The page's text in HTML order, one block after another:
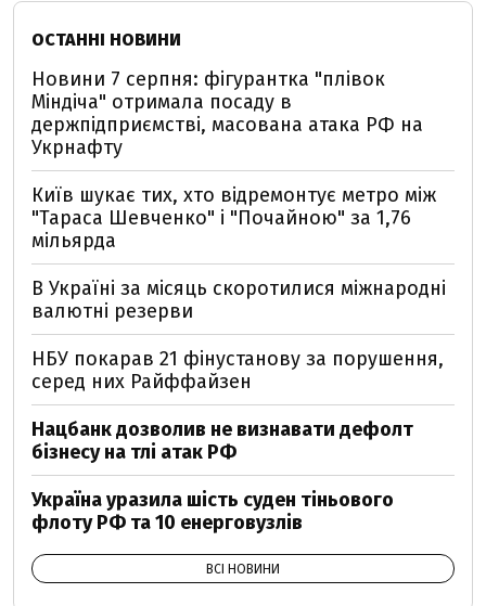
ОСТАННІ НОВИНИ
Новини 7 серпня: фігурантка "плівок
Міндіча" отримала посаду в
держпідприємстві, масована атака РФ на
Укрнафту
Київ шукає тих, хто відремонтує метро між
"Тараса Шевченко" і "Почайною" за 1,76
мільярда
В Україні за місяць скоротилися міжнародні
валютні резерви
НБУ покарав 21 фінустанову за порушення,
серед них Райффайзен
Нацбанк дозволив не визнавати дефолт
бізнесу на тлі атак РФ
Україна уразила шість суден тіньового
флоту РФ та 10 енерговузлів
ВСІ НОВИНИ